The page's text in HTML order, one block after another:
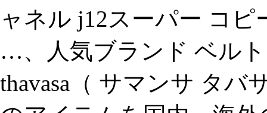
ャネル j12スーパー コピ
…、人気ブランド ベルト
thavasa（ サマンサ タバ